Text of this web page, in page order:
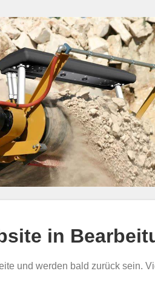
in
und werden bald zurück sein.